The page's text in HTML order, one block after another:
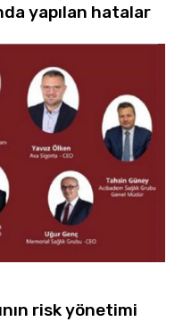
yapılan hatalar
risk yönetimi